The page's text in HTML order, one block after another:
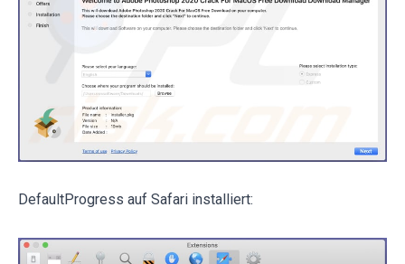
DefaultProgress auf Safari installiert: